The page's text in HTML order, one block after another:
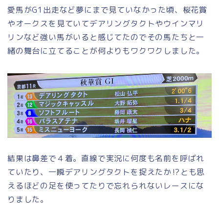
愛馬がG1出走など夢にまで見ていなかった頃、桜花賞
やオークスを見ていてデアリングタクトやウインマリ
リンなど強い馬がいると感じてたのでその馬たちと一
緒の舞台に立てることが何よりもワクワクしました。
結果は鼻差で４着。直線で実況に何度も名前を呼ばれ
ていたり、一瞬デアリングタクトを捉えたか⁉︎とも思
えるほどの足を使ってたりで忘れられないレースにな
りました。